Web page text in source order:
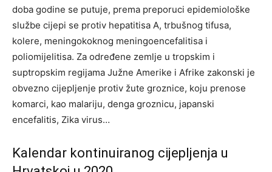
doba godine se putuje, prema preporuci epidemiološke
službe cijepi se protiv hepatitisa A, trbušnog tifusa,
kolere, meningokoknog meningoencefalitisa i
poliomijelitisa. Za određene zemlje u tropskim i
suptropskim regijama Južne Amerike i Afrike zakonski je
obvezno cijepljenje protiv žute groznice, koju prenose
komarci, kao malariju, denga groznicu, japanski
encefalitis, Zika virus…
Kalendar kontinuiranog cijepljenja u